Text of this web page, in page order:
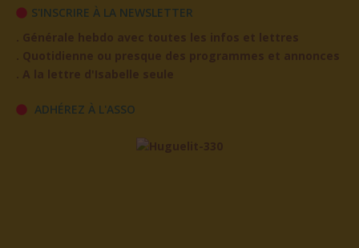
S'INSCRIRE À LA NEWSLETTER
ADHÉREZ À L'ASSO